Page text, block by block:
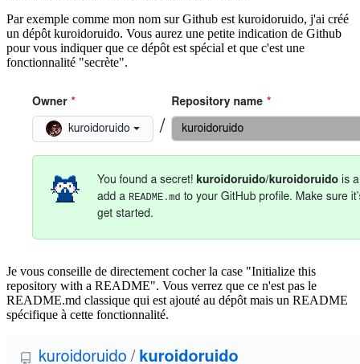
Par exemple comme mon nom sur Github est kuroidoruido, j'ai créé
un dépôt kuroidoruido. Vous aurez une petite indication de Github
pour vous indiquer que ce dépôt est spécial et que c'est une
fonctionnalité "secrète".
Je vous conseille de directement cocher la case "Initialize this
repository with a README". Vous verrez que ce n'est pas le
README.md classique qui est ajouté au dépôt mais un README
spécifique à cette fonctionnalité.